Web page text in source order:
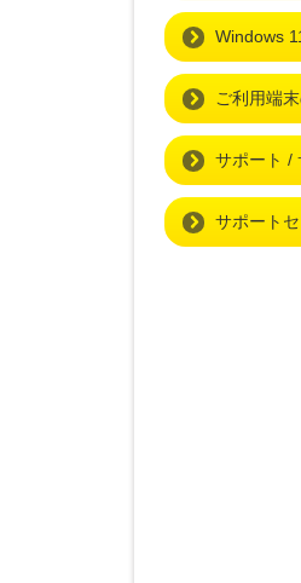
Windows
ご利用端
サポート /
サポート